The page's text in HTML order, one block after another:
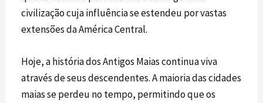
civilização cuja influência se estendeu por vastas
extensões da América Central.
Hoje, a história dos Antigos Maias continua viva
através de seus descendentes. A maioria das cidades
maias se perdeu no tempo, permitindo que os